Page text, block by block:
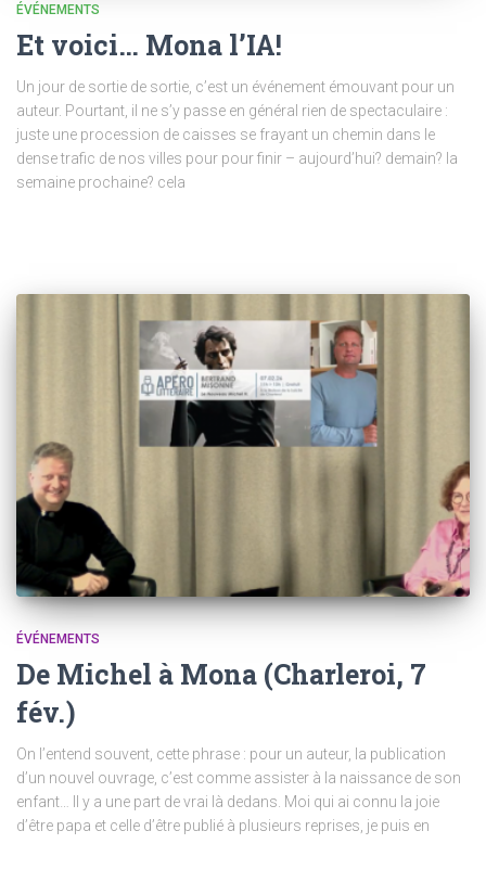
ÉVÉNEMENTS
Et voici… Mona l’IA!
Un jour de sortie de sortie, c’est un événement émouvant pour un
auteur. Pourtant, il ne s’y passe en général rien de spectaculaire :
juste une procession de caisses se frayant un chemin dans le
dense trafic de nos villes pour pour finir – aujourd’hui? demain? la
semaine prochaine? cela
ÉVÉNEMENTS
De Michel à Mona (Charleroi, 7
fév.)
On l’entend souvent, cette phrase : pour un auteur, la publication
d’un nouvel ouvrage, c’est comme assister à la naissance de son
enfant… Il y a une part de vrai là dedans. Moi qui ai connu la joie
d’être papa et celle d’être publié à plusieurs reprises, je puis en